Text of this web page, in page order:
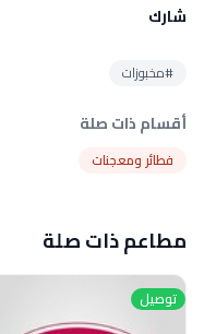
شارك
#مخبوزات
أقسام ذات صلة
فطائر ومعجنات
مطاعم ذات صلة
توصيل